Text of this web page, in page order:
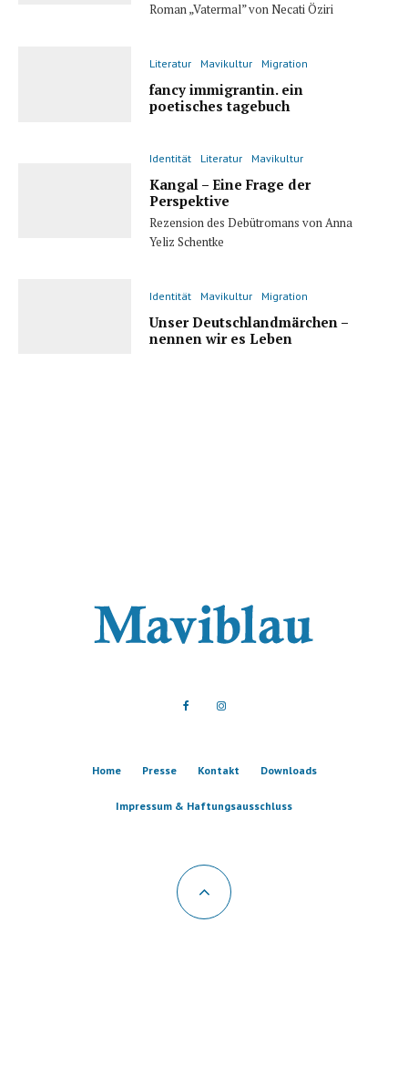
Roman „Vatermal” von Necati Öziri
Literatur Mavikultur Migration
fancy immigrantin. ein
poetisches tagebuch
Identität Literatur Mavikultur
Kangal – Eine Frage der
Perspektive
Rezension des Debütromans von Anna
Yeliz Schentke
Identität Mavikultur Migration
Unser Deutschlandmärchen –
nennen wir es Leben
Home Presse Kontakt Downloads
Impressum & Haftungsausschluss